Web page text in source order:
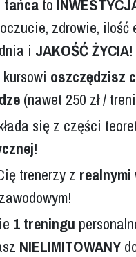
tańca to
zdrowie, ilość
i JAKOŚĆ ŻYCIA!
oszczędzisz
(nawet 250 zł /
się z części
!
trenerzy z realnymi
1 treningu
NIELIMITOWANY